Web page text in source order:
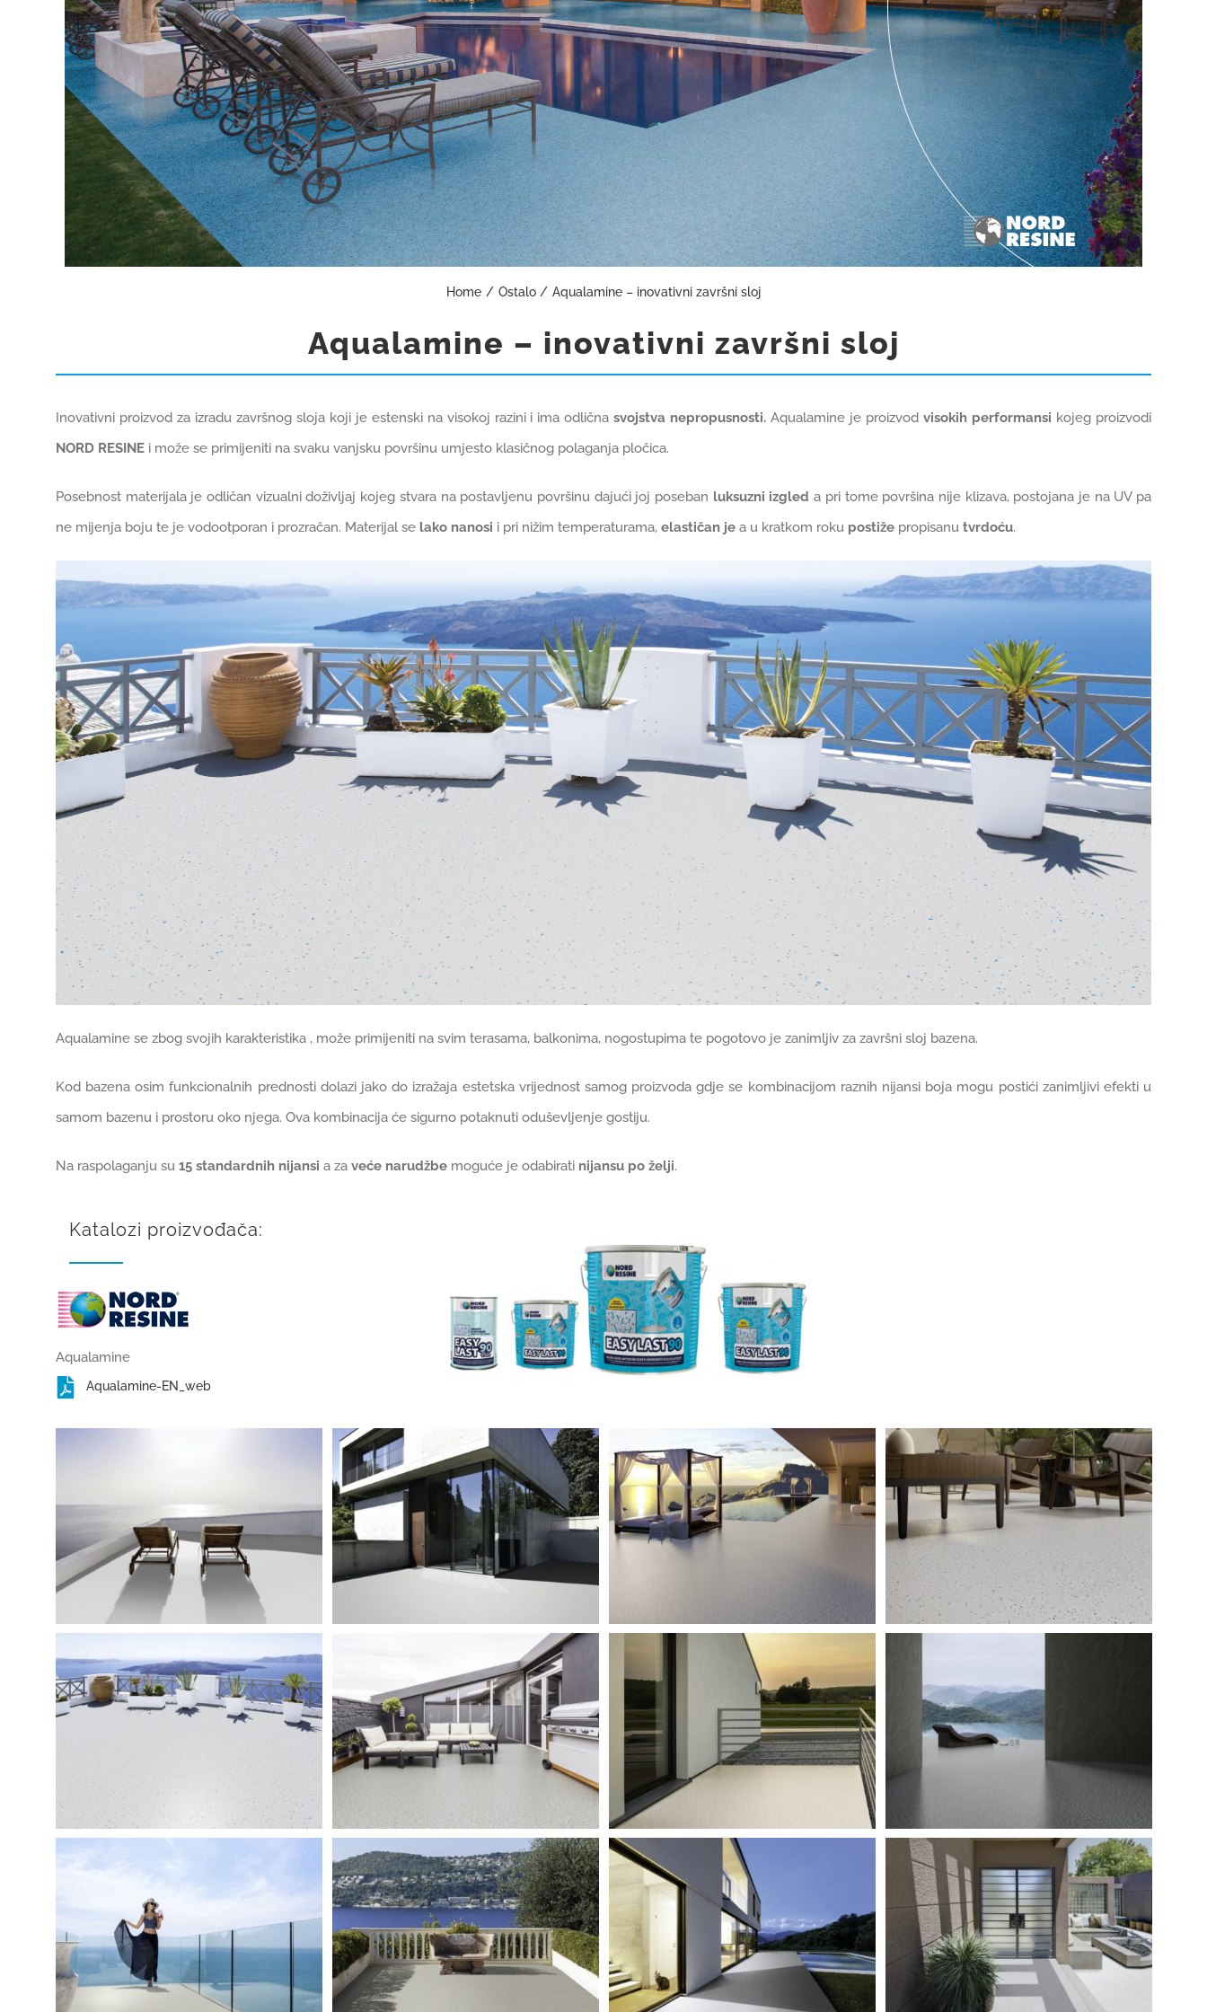
Home Ostalo Aqualamine – inovativni završni sloj
Aqualamine – inovativni završni sloj
Inovativni proizvod za izradu završnog sloja koji je estenski na visokoj razini i ima odličnasvojstva nepropusnosti. Aqualamine je proizvod visokih performansi kojeg proizvodi
NORD RESINEi može se primijeniti na svaku vanjsku površinu umjesto klasičnog polaganja pločica.
Posebnost materijala je odličan vizualni doživljaj kojeg stvara na postavljenu površinu dajući joj poseban luksuzni izgled a pri tome površina nije klizava, postojana je na UV pa
ne mijenja boju te je vodootporan i prozračan. Materijal se lako nanosi i pri nižim temperaturama, elastičan jea u kratkom roku postižepropisanu tvrdoću.
Aqualamine se zbog svojih karakteristika , može primijeniti na svim terasama, balkonima, nogostupima te pogotovo je zanimljiv za završni sloj bazena.
Kod bazena osim funkcionalnih prednosti dolazi jako do izražaja estetska vrijednost samog proizvoda gdje se kombinacijom raznih nijansi boja mogu postići zanimljivi efekti u
samom bazenu i prostoru oko njega. Ova kombinacija će sigurno potaknuti oduševljenje gostiju.
Na raspolaganju su 15 standardnih nijansi a za veće narudžbemoguće je odabiratinijansu po želji.
Katalozi proizvođača:
Aqualamine
Aqualamine-EN_web